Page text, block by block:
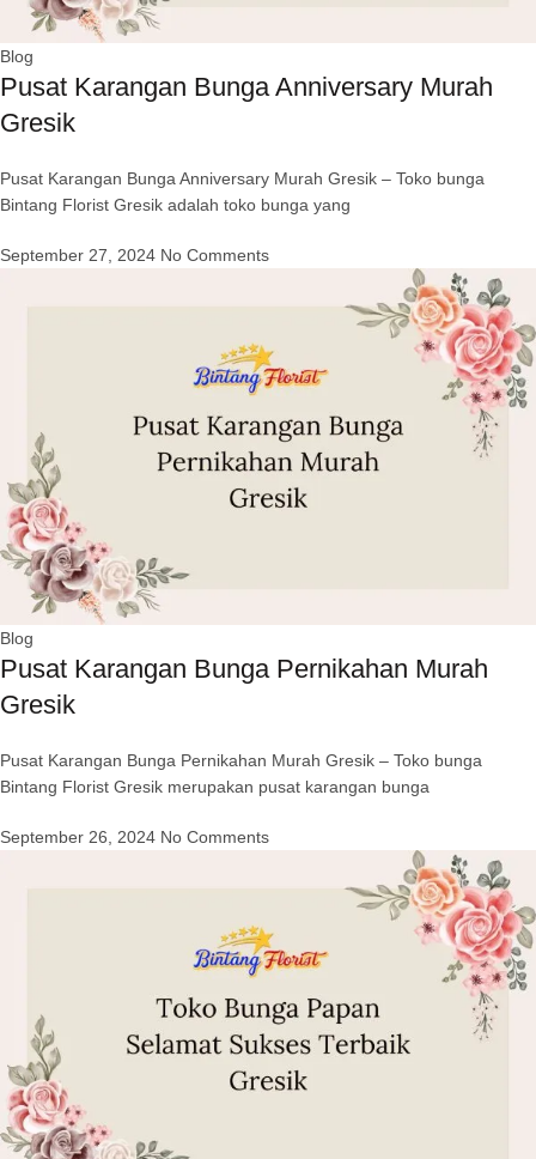
Blog
Pusat Karangan Bunga Anniversary Murah
Gresik
Pusat Karangan Bunga Anniversary Murah Gresik – Toko bunga
Bintang Florist Gresik adalah toko bunga yang
September 27, 2024 No Comments
Blog
Pusat Karangan Bunga Pernikahan Murah
Gresik
Pusat Karangan Bunga Pernikahan Murah Gresik – Toko bunga
Bintang Florist Gresik merupakan pusat karangan bunga
September 26, 2024 No Comments